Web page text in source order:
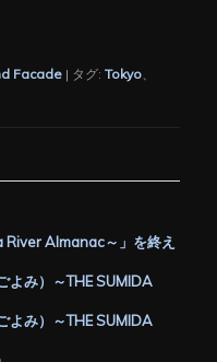
Facade | タグ: Tokyo、
River Almanac～」を終え
よみ）～THE SUMIDA
よみ）～THE SUMIDA